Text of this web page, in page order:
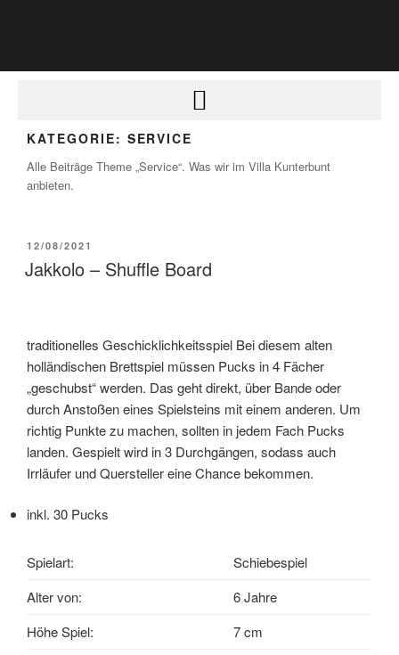
KATEGORIE: SERVICE
Alle Beiträge Theme „Service“. Was wir im Villa Kunterbunt
anbieten.
12/08/2021
Jakkolo – Shuffle Board
traditionelles Geschicklichkeitsspiel Bei diesem alten
holländischen Brettspiel müssen Pucks in 4 Fächer
„geschubst“ werden. Das geht direkt, über Bande oder
durch Anstoßen eines Spielsteins mit einem anderen. Um
richtig Punkte zu machen, sollten in jedem Fach Pucks
landen. Gespielt wird in 3 Durchgängen, sodass auch
Irrläufer und Quersteller eine Chance bekommen.
inkl. 30 Pucks
Spielart:
Schiebespiel
Alter von:
6 Jahre
Höhe Spiel:
7 cm